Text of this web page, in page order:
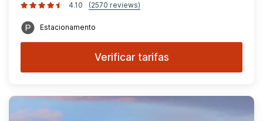
4.10 (2570 reviews)
Estacionamento
Verificar tarifas